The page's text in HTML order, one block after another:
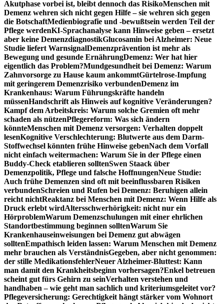
Akutphase vorbei ist, bleibt dennoch das RisikoMenschen mit
Demenz wehren sich nicht gegen Hilfe – sie wehren sich gegen
die BotschaftMedienbiografie und -bewußtsein werden Teil der
Pflege werdenKI-Sprachanalyse kann Hinweise geben – ersetzt
aber keine DemenzdiagnostikGlucosamin bei Alzheimer: Neue
Studie liefert WarnsignalDemenzprävention ist mehr als
Bewegung und gesunde ErnährungDemenz: Wer hat hier
eigentlich das Problem?Mundgesundheit bei Demenz: Warum
Zahnvorsorge zu Hause kaum ankommtGürtelrose-Impfung
mit geringerem Demenzrisiko verbundenDemenz im
Krankenhaus: Warum Führungskräfte handeln
müssenHandschrift als Hinweis auf kognitive Veränderungen?
Kampf dem Arbeitskreis: Warum solche Gremien oft mehr
schaden als nützenPflegereform: Was sich ändern
könnteMenschen mit Demenz versorgen: Verhalten doppelt
lesenKognitive Verschlechterung: Blutwerte aus dem Darm-
Stoffwechsel könnten frühe Hinweise gebenNach dem Vorfall
nicht einfach weitermachen: Warum Sie in der Pflege einen
Buddy-Check etablieren solltenSwen Staack über
Demenzpolitik, Pflege und falsche HoffnungenNeue Studie:
Auch frühe Demenzen sind oft mit beeinflussbaren Risiken
verbundenSchreien und Rufen bei Demenz: Beruhigen allein
reicht nichtReaktanz bei Menschen mit Demenz: Wenn Hilfe als
Druck erlebt wirdAltersschwerhörigkeit: nicht nur ein
HörproblemWarum Demenzschulungen mit einer ehrlichen
Standortbestimmung beginnen solltenWarum Sie
Krankenhauseinweisungen bei Demenz gut abwägen
solltenEmpathisch leiden lassen: Warum Menschen mit Demenz
mehr brauchen als VerständnisGegeben, aber nicht genommen:
der stille MedikationsfehlerNeuer Alzheimer-Bluttest: Kann
man damit den Krankheitsbeginn vorhersagen?Enkel betreuen
scheint gut fürs Gehirn zu seinVerhalten verstehen und
handhaben – wie geht man sachlich und kriteriumsgeleitet vor?
Pflegeversicherung: Gerechtigkeit hängt stärker vom Wohnort